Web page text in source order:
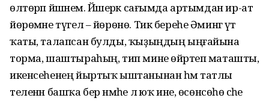
өлтөрәп йәшәнем. Йәшерәк сағымда артымдан ир-ат
йөрөмәне түгел – йөрөнө. Тик береһе Әминәгә үтә
ҡаты, талапсан булды, ҡыҙыңдың ыңғайына
торма, шашты­раһың, тип мине өйрәтеп маташты,
икенсеһенең йыртыҡ ыштанынан һәм татлы
теленән башҡа бер нәмәһе лә юҡ ине, өсөнсөһө әсәһе